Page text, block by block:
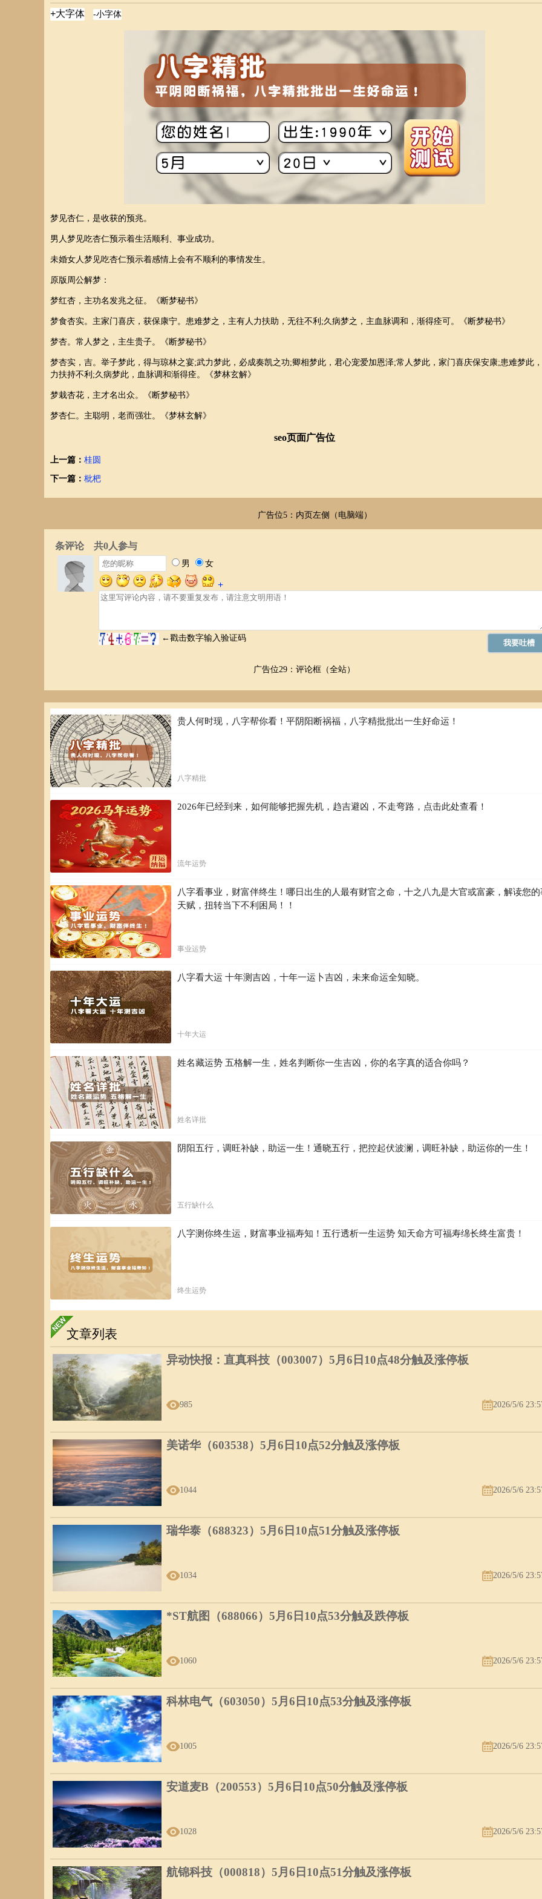
梦见杏仁，是收获的预兆。
男人梦见吃杏仁预示着生活顺利、事业成功。
未婚女人梦见吃杏仁预示着感情上会有不顺利的事情发生。
原版周公解梦：
梦红杏，主功名发兆之征。《断梦秘书》
梦食杏实。主家门喜庆，获保康宁。患难梦之，主有人力扶助，无往不利;久病梦之，主血脉调和，渐得痊可。《断梦秘书》
梦杏。常人梦之，主生贵子。《断梦秘书》
梦杏实，吉。举子梦此，得与琼林之宴;武力梦此，必成奏凯之功;卿相梦此，君心宠爱加恩泽;常人梦此，家门喜庆保安康;患难梦此
力扶持不利;久病梦此，血脉调和渐得痊。《梦林玄解》
梦栽杏花，主才名出众。《断梦秘书》
梦杏仁。主聪明，老而强壮。《梦林玄解》
seo页面广告位
上一篇： 桂圆
下一篇： 枇杷
广告位5：内页左侧（电脑端）
广告位29：评论框（全站）
贵人何时现，八字帮你看！平阴阳断祸福，八字精批批出一生好命运！
八字精批
2026年已经到来，如何能够把握先机，趋吉避凶，不走弯路，点击此处查看！
流年运势
八字看事业，财富伴终生！哪日出生的人最有财官之命，十之八九是大官或富豪，解读您
天赋，扭转当下不利困局！！
事业运势
八字看大运 十年测吉凶，十年一运卜吉凶，未来命运全知晓。
十年大运
姓名藏运势 五格解一生，姓名判断你一生吉凶，你的名字真的适合你吗？
姓名详批
阴阳五行，调旺补缺，助运一生！通晓五行，把控起伏波澜，调旺补缺，助运你的一生！
五行缺什么
八字测你终生运，财富事业福寿知！五行透析一生运势 知天命方可福寿绵长终生富贵！
终生运势
文章列表
异动快报：直真科技（003007）5月6日10点48分触及涨停板
985 2026/5/6
美诺华（603538）5月6日10点52分触及涨停板
1044 2026/5/6
瑞华泰（688323）5月6日10点51分触及涨停板
1034 2026/5/6
*ST航图（688066）5月6日10点53分触及跌停板
1060 2026/5/6
科林电气（603050）5月6日10点53分触及涨停板
1005 2026/5/6
安道麦B（200553）5月6日10点50分触及涨停板
1028 2026/5/6
航锦科技（000818）5月6日10点51分触及涨停板